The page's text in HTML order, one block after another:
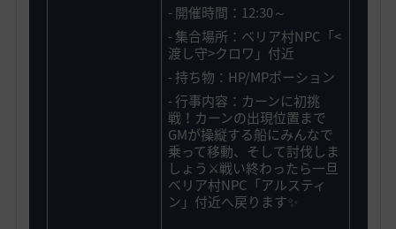
- 開催時間：12:30～
- 集合場所：ベリア村NPC「<
渡し守>クロワ」付近
-持ち物：HP/MPポーション
- 行事内容：カーンに初挑
戦！カーンの出現位置まで
GMが操縦する船にみんなで
乗って移動、そして討伐しま
しょう⚔️戦い終わったら一旦
ベリア村NPC「アルスティ
ン」付近へ戻ります✨